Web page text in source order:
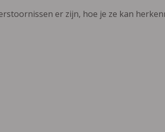
er zijn, hoe je ze kan